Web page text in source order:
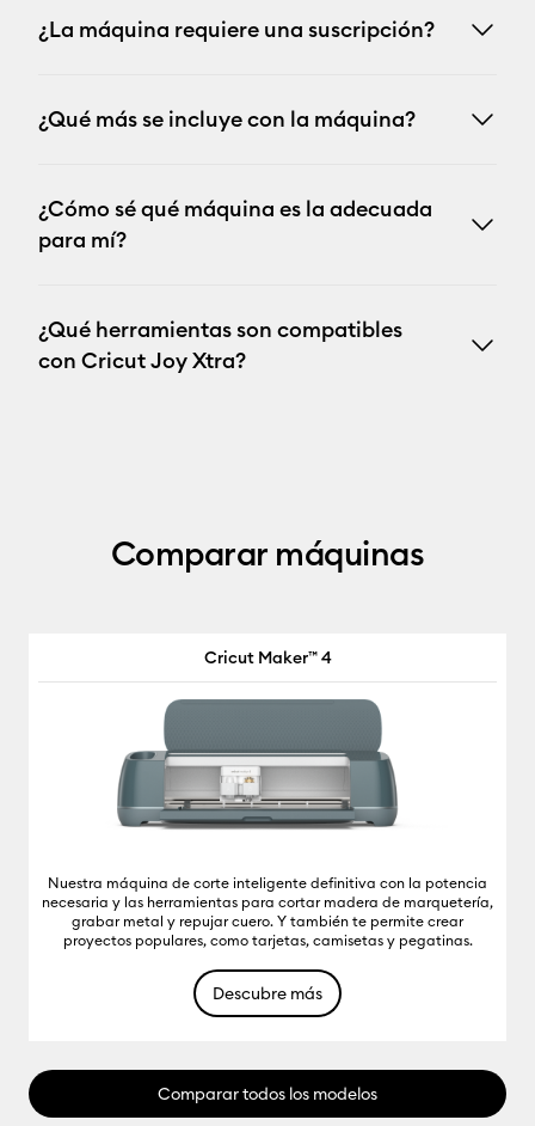
¿La máquina requiere una suscripción?
¿Qué más se incluye con la máquina?
¿Cómo sé qué máquina es la adecuada
para mí?
¿Qué herramientas son compatibles
con Cricut Joy Xtra?
Comparar máquinas
Cricut Maker™ 4
Nuestra máquina de corte inteligente definitiva con la potencia
necesaria y las herramientas para cortar madera de marquetería,
grabar metal y repujar cuero. Y también te permite crear
proyectos populares, como tarjetas, camisetas y pegatinas.
Descubre más
Comparar todos los modelos